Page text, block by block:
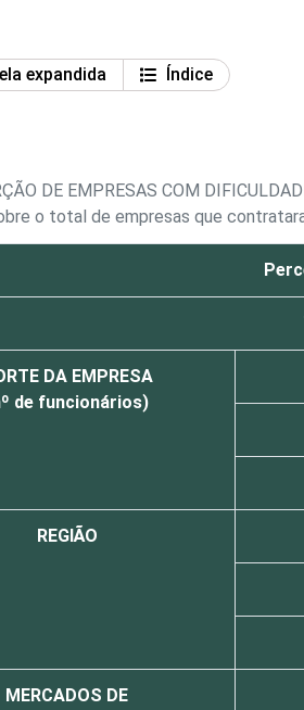
expandida
Índice
DE EMPRESAS COM
o total de empresas que
DA EMPRESA
de funcionários)
REGIÃO
MERCADOS DE